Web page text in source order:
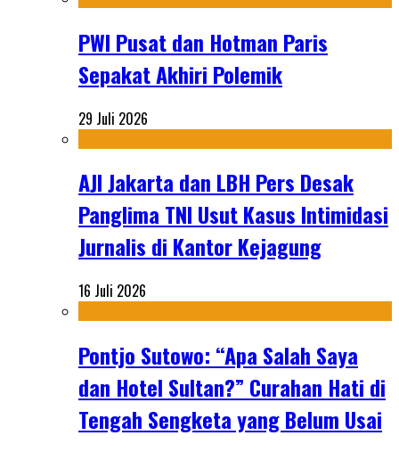
PWI Pusat dan Hotman Paris
Sepakat Akhiri Polemik
29 Juli 2026
AJI Jakarta dan LBH Pers Desak
Panglima TNI Usut Kasus Intimidasi
Jurnalis di Kantor Kejagung
16 Juli 2026
Pontjo Sutowo: “Apa Salah Saya
dan Hotel Sultan?” Curahan Hati di
Tengah Sengketa yang Belum Usai